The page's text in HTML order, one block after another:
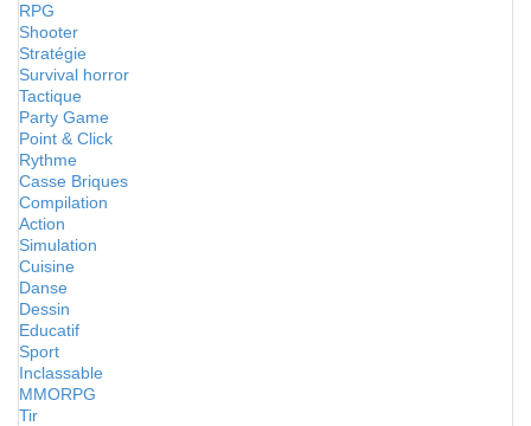
RPG
Shooter
Stratégie
Survival horror
Tactique
Party Game
Point & Click
Rythme
Casse Briques
Compilation
Action
Simulation
Cuisine
Danse
Dessin
Educatif
Sport
Inclassable
MMORPG
Tir